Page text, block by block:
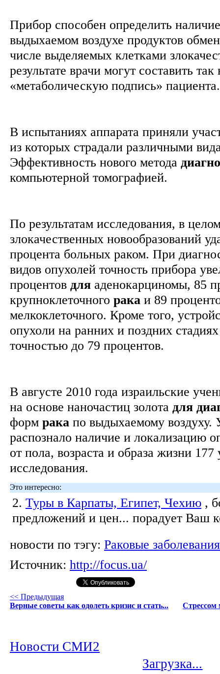
Прибор способен определить
выдыхаемом воздухе продуктов
числе выделяемых клетками
результате врачи могут составить
«метаболическую подпись»
В испытаниях аппарата приняли
из которых страдали различными
Эффективность нового метода
компьютерной томографией.
По результатам исследования, в
злокачественных новообразований
процента больных раком. При
видов опухолей точность прибора
процентов для аденокарциномы, 85
крупноклеточного рака и 89
мелкоклеточного. Кроме того,
опухоли на ранних и поздних
точностью до 79 процентов.
В августе 2010 года израильские
на основе наночастиц золота для
форм рака по выдыхаемому воздуху.
распознало наличие и локализацию
от пола, возраста и образа жизни 177
исследования.
Это интересно:
2. Туры в Карпаты, Египет, Чехию ,
предложений и цен... порадует Ваш
новости по тэгу: Раковые заболевания
Источник: http://focus.ua/
<< Предыдущая
Верные советы как одолеть кризис и стать...
Стрессом
Новости СМИ2
Загрузка...